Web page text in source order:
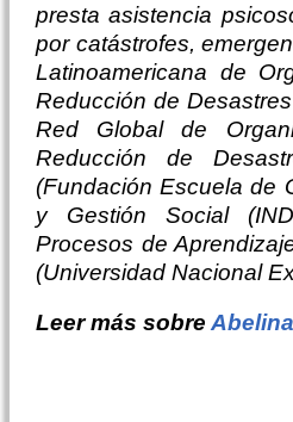
presta asistencia
por catástrofes,
Latinoamericana de
Reducción de
Red Global de
Reducción de
(Fundación Escuela de
y Gestión Social
Procesos de
(Universidad Nacional
Leer más sobre